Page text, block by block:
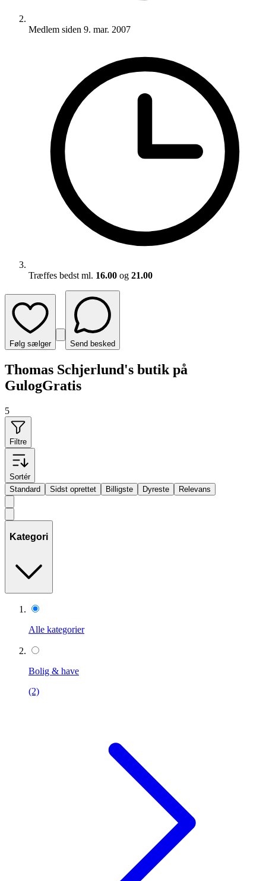
Medlem siden 9. mar. 2007
Træffes bedst ml. 16.00 og 21.00
Følg sælger Send besked
Thomas Schjerlund's butik på
GulogGratis
5
Filtre
Sortér
Standard
Sidst oprettet Billigste Dyreste Relevans
Kategori
Alle kategorier
Bolig & have
(2)